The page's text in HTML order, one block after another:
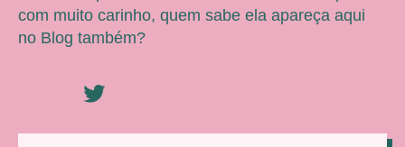
com muito carinho, quem sabe ela apareça aqui
no Blog também?